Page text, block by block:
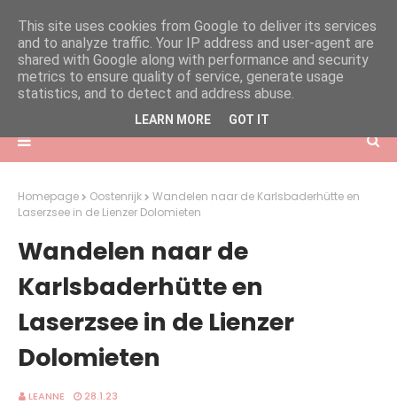
Homepage Oostenrijk
Wandelen naar de Karlsbaderhütte en
Laserzsee in de Lienzer Dolomieten
Wandelen naar de
Karlsbaderhütte en
Laserzsee in de Lienzer
Dolomieten
LEANNE 28.1.23
This site uses cookies from Google to deliver its services
and to analyze traffic. Your IP address and user-agent are
shared with Google along with performance and security
metrics to ensure quality of service, generate usage
statistics, and to detect and address abuse.
LEARN MORE GOT IT